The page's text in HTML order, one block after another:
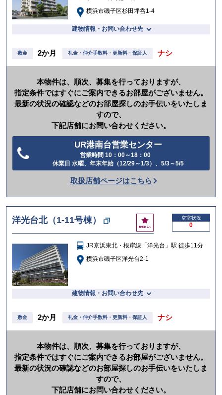
横浜市磯子区杉田坪呑1-4
建物情報・お問い合わせ先
敷金 2か月 礼金・仲介手数料・更新料・保証人 ナシ
本物件は、順次、募集を行っておりますが、
指定条件ではすぐにご案内できるお部屋がございません。
最新の状況の確認などのお部屋探しのお手伝いをいたしま
すので、
下記店舗にお問い合わせください。
UR港南台営業センター
営業時間 10：00～18：00
休業日 水曜、年末年始（12/29～1/3）、5/3～5/5
話
か
け
る
取扱店舗ページはこちら
洋光台北（1-11号棟）
お
気
入
り
空室状況
0
JR京浜東北・根岸線「洋光台」駅 徒歩11分
横浜市磯子区洋光台2-1
建物情報・お問い合わせ先
敷金 2か月 礼金・仲介手数料・更新料・保証人 ナシ
本物件は、順次、募集を行っておりますが、
指定条件ではすぐにご案内できるお部屋がございません。
最新の状況の確認などのお部屋探しのお手伝いをいたしま
すので、
下記店舗にお問い合わせください。